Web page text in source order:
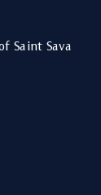
Saint Sava